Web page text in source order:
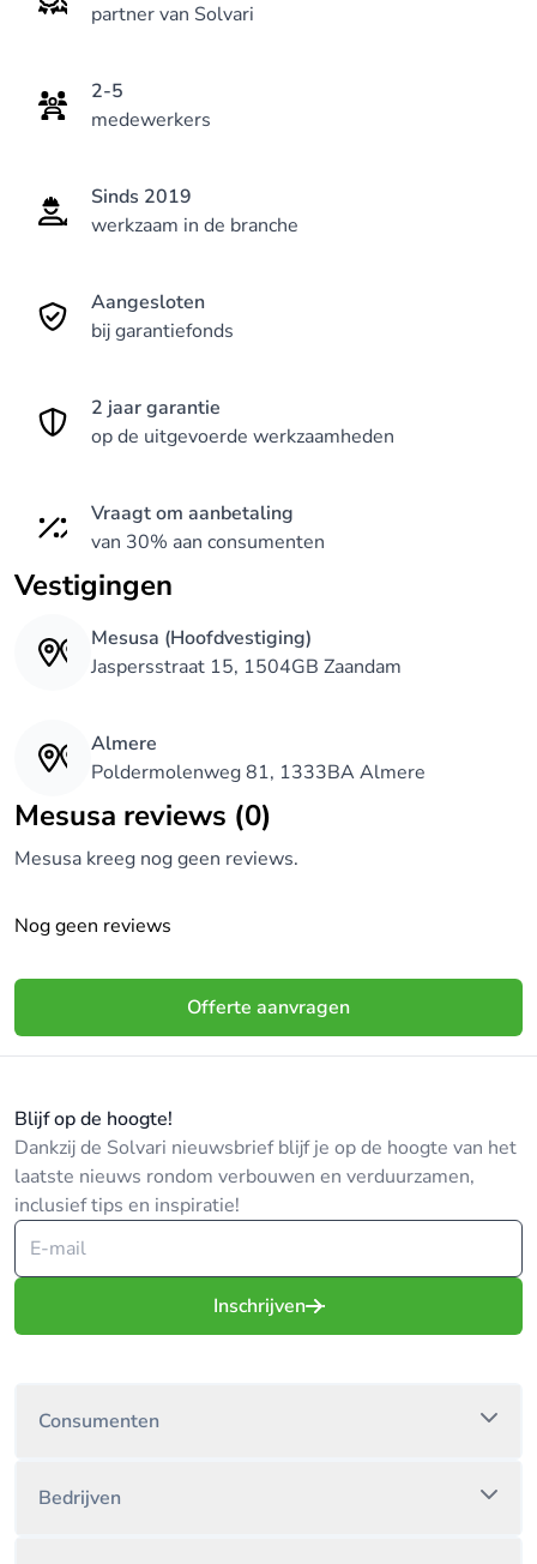
partner van Solvari
2-5
medewerkers
Sinds 2019
werkzaam in de branche
Aangesloten
bij garantiefonds
2 jaar garantie
op de uitgevoerde werkzaamheden
Vraagt om aanbetaling
van 30% aan consumenten
Vestigingen
Mesusa (Hoofdvestiging)
Jaspersstraat 15, 1504GB Zaandam
Almere
Poldermolenweg 81, 1333BA Almere
Mesusa reviews (0)
Mesusa kreeg nog geen reviews.
Nog geen reviews
Offerte aanvragen
Blijf op de hoogte!
Dankzij de Solvari nieuwsbrief blijf je op de hoogte van het
laatste nieuws rondom verbouwen en verduurzamen,
inclusief tips en inspiratie!
Inschrijven
Consumenten
Bedrijven